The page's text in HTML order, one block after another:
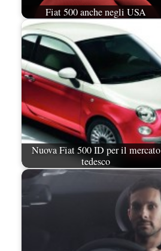
Fiat 500 anche negli USA
Nuova Fiat 500 ID per il mercato
tedesco